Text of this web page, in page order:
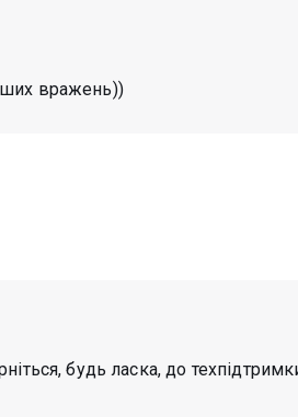
вражень))
будь ласка, до